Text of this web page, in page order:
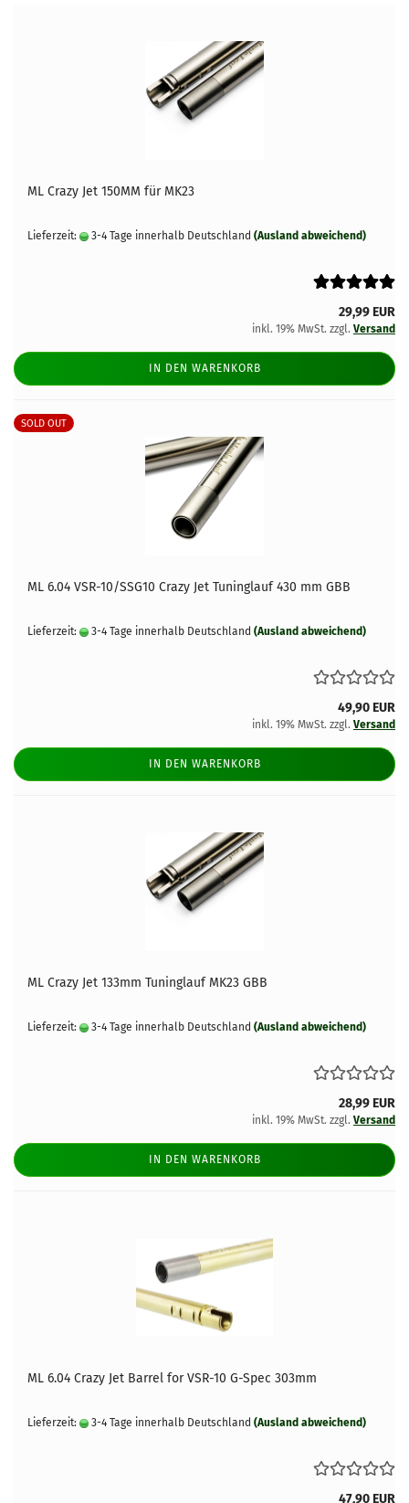
ML Crazy Jet 150MM für MK23
Lieferzeit: 3-4 Tage innerhalb Deutschland (Ausland abweichend)
29,99 EUR
inkl. 19% MwSt. zzgl. Versand
IN DEN WARENKORB
SOLD OUT
ML 6.04 VSR-10/SSG10 Crazy Jet Tuninglauf 430 mm GBB
Lieferzeit: 3-4 Tage innerhalb Deutschland (Ausland abweichend)
49,90 EUR
inkl. 19% MwSt. zzgl. Versand
IN DEN WARENKORB
ML Crazy Jet 133mm Tuninglauf MK23 GBB
Lieferzeit: 3-4 Tage innerhalb Deutschland (Ausland abweichend)
28,99 EUR
inkl. 19% MwSt. zzgl. Versand
IN DEN WARENKORB
ML 6.04 Crazy Jet Barrel for VSR-10 G-Spec 303mm
Lieferzeit: 3-4 Tage innerhalb Deutschland (Ausland abweichend)
47,90 EUR